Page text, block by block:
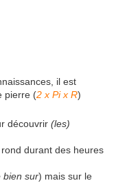
il est
pierre (2 x Pi x R)
découvrir (les)
durant des heures
bien sur) mais sur le